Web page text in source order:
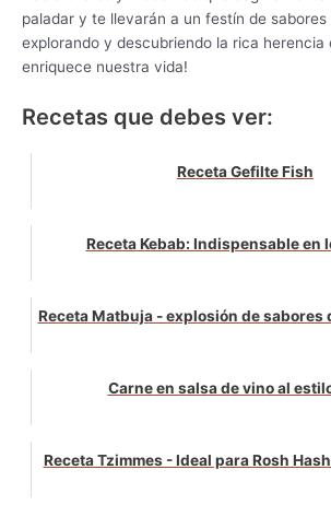
paladar y te llevarán a un festín de sabores
explorando y descubriendo la rica herencia
enriquece nuestra vida!
Recetas que debes ver:
Receta Gefilte Fish
Receta Kebab: Indispensable en
Receta Matbuja - explosión de sabores
Carne en salsa de vino al
Receta Tzimmes - Ideal para Rosh